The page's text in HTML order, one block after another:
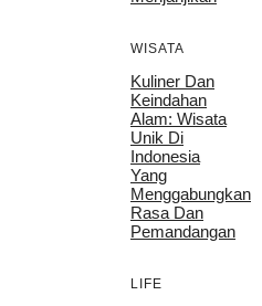
WISATA
Kuliner Dan
Keindahan
Alam: Wisata
Unik Di
Indonesia
Yang
Menggabungkan
Rasa Dan
Pemandangan
LIFE